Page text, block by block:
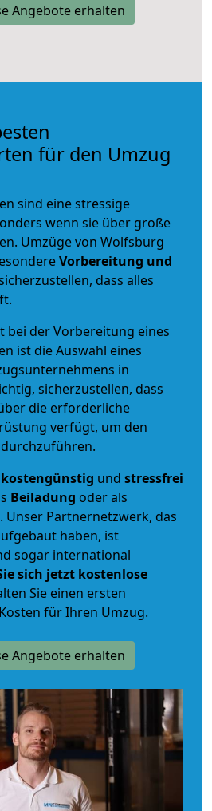
Angebote erhalten
für den Umzug
sind eine stressige
wenn sie über große
Umzüge von Wolfsburg
Vorbereitung und
dass alles
bei der Vorbereitung eines
ist die Auswahl eines
in
sicherzustellen, dass
die erforderliche
verfügt, um den
kostengünstig und stressfrei
Beiladung oder als
. Unser Partnernetzwerk, das
haben, ist
sogar international
sich jetzt kostenlose
Sie einen ersten
für Ihren Umzug.
Angebote erhalten